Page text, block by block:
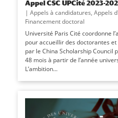
Appel CSC UPCité 2023-
| Appels à candidatures, Appels
Financement doctoral
Université Paris Cité coordonne
pour accueillir des doctorantes
par le China Scholarship Council
48 mois à partir de l’année
L’ambition...